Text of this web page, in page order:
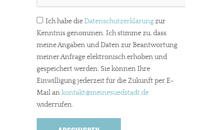
Ich habe dieDatenschutzerklärungzur
Kenntnis genommen. Ich stimme zu, dass
meine Angaben und Daten zur Beantwortung
meiner Anfrage elektronisch erhoben und
gespeichert werden. Sie können Ihre
Einwilligung jederzeit für die Zukunft per E-
Mail ankontakt@meinesuedstadt.de
widerrufen.